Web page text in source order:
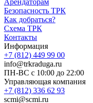
Арендаторам
Безопасность ТРК
Как добраться?
Схема ТРК
Контакты
Информация
+7 (812) 449 99 00
info@trkraduga.ru
ПН-ВС с 10:00 до 22:00
Управляющая компания
+7 (812) 336 62 93
scmi@scmi.ru